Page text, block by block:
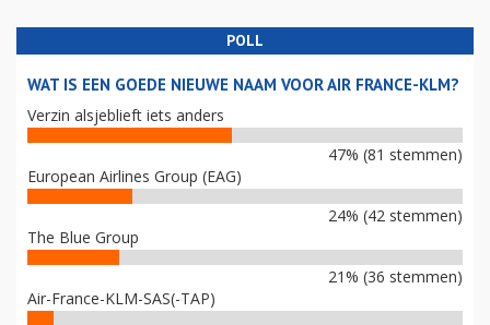
POLL
WAT IS EEN GOEDE NIEUWE NAAM VOOR AIR FRANCE-KLM?
Verzin alsjeblieft iets anders
47% (81 stemmen)
European Airlines Group (EAG)
24% (42 stemmen)
The Blue Group
21% (36 stemmen)
Air-France-KLM-SAS(-TAP)